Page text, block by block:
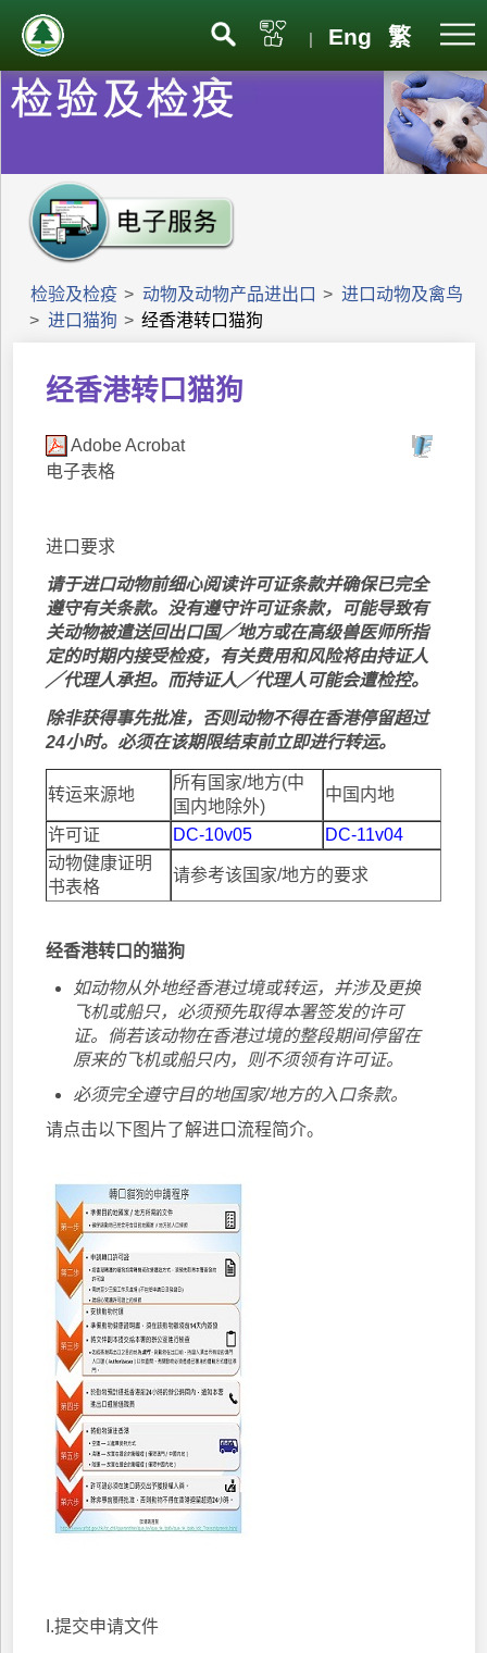
| Eng 繁
检验及检疫 > 动物及动物产品进出口 > 进口动物及禽鸟
> 进口猫狗 > 经香港转口猫狗
经香港转口猫狗
Adobe Acrobat
电子表格
进口要求
请于进口动物前细心阅读许可证条款并确保已完全
遵守有关条款。没有遵守许可证条款，可能导致有
关动物被遣送回出口国╱地方或在高级兽医师所指
定的时期内接受检疫，有关费用和风险将由持证人
╱代理人承担。而持证人╱代理人可能会遭检控。
除非获得事先批准，否则动物不得在香港停留超过
24小时。必须在该期限结束前立即进行转运。
转运来源地
所有国家/地方(中
国内地除外)
中国内地
许可证 DC-10v05
DC-11v04
动物健康证明
书表格
请参考该国家/地方的要求
经香港转口的猫狗
如动物从外地经香港过境或转运，并涉及更换
飞机或船只，必须预先取得本署签发的许可
证。倘若该动物在香港过境的整段期间停留在
原来的飞机或船只内，则不须领有许可证。
必须完全遵守目的地国家/地方的入口条款。
请点击以下图片了解进口流程简介。
I.提交申请文件